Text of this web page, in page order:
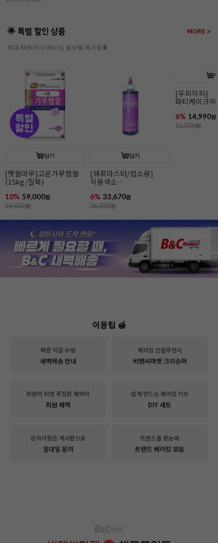
🌟 특별 할인 상품 MORE >
최대 80%까지! 베이킹 필수템 특가중🍫
담기
[우피이피]
파티케이크믹스(바나나)
6% 14,990
16,000원
파티케이크믹스(북어/
이용팁 🍯
빠른 익일 수령
새벽배송 안내
베이킹 인플루언서
비앤씨마켓 크리슈머
회원이 되면 푸짐한 혜택이
회원 혜택
쉽게 만드는 베이킹 키트
DIY 세트
문의사항은 게시판으로
일대일 문의
트렌드를 한눈에
트렌드 베이킹 모음